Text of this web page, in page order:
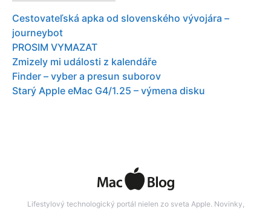
Cestovateľská apka od slovenského vývojára –
journeybot
PROSIM VYMAZAT
Zmizely mi události z kalendáře
Finder – vyber a presun suborov
Starý Apple eMac G4/1.25 – výmena disku
Lifestylový technologický portál nielen zo sveta Apple. Novinky,